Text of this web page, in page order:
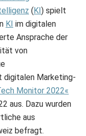
(KI) spielt
KI im digitalen
Ansprache der
von
digitalen Marketing-
Monitor 2022«
aus. Dazu wurden
aus
befragt.